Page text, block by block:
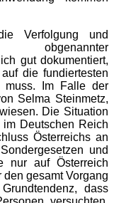
Verfolgung und
obgenannter
gut dokumentiert,
die fundiertesten
muss. Im Falle der
Selma Steinmetz,
Die Situation
Deutschen Reich
Österreichs an
und
nur auf Österreich
gesamt Vorgang
dass